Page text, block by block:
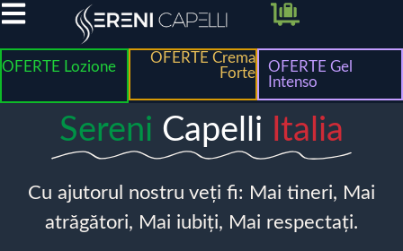
OFERTE Lozione
OFERTE Crema
Forte
OFERTE Gel
Intenso
Sereni Capelli Italia
Cu ajutorul nostru veți fi: Mai tineri, Mai
atrăgători, Mai iubiți, Mai respectați.